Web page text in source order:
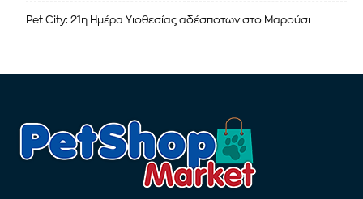
Pet City: 21η Ημέρα Υιοθεσίας αδέσποτων στο Μαρούσι